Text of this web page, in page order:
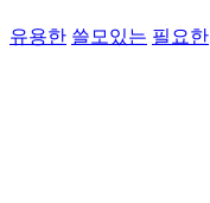
유용한 쓸모있는 필요한